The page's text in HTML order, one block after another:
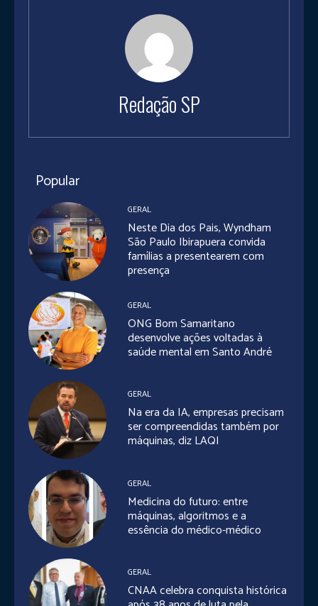
Redação SP
Popular
GERAL
Neste Dia dos Pais, Wyndham
São Paulo Ibirapuera convida
famílias a presentearem com
presença
GERAL
ONG Bom Samaritano
desenvolve ações voltadas à
saúde mental em Santo André
GERAL
Na era da IA, empresas precisam
ser compreendidas também por
máquinas, diz LAQI
GERAL
Medicina do futuro: entre
máquinas, algoritmos e a
essência do médico-médico
GERAL
CNAA celebra conquista histórica